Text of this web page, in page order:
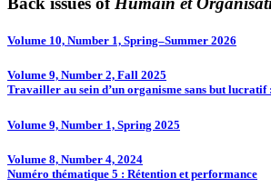
Volume 10, Number 1, Spring–Summer 2026
Volume 9, Number 2, Fall 2025
Travailler au sein d’un organisme sans but lucratif
Volume 9, Number 1, Spring 2025
Volume 8, Number 4, 2024
Numéro thématique 5 : Rétention et performance